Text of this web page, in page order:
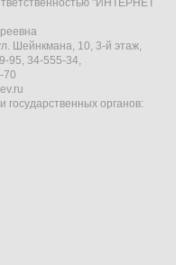
"ИНТЕРНЕТ
Шейнкмана, 10, 3-й этаж,
95, 34-555-34,
70
органов: